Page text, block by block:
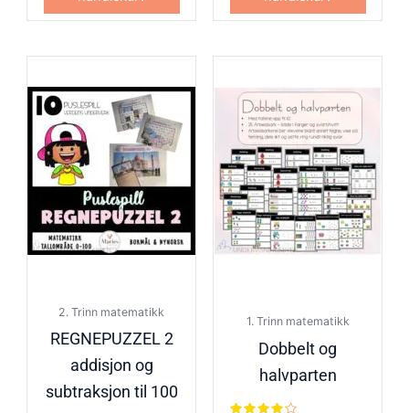
2. Trinn matematikk
REGNEPUZZEL 2
addisjon og
subtraksjon til 100
1. Trinn matematikk
Dobbelt og
halvparten